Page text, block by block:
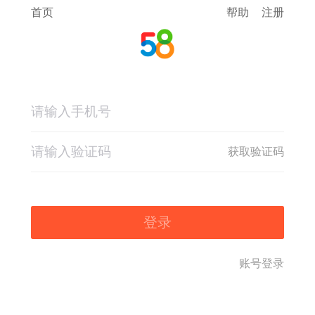
首页 帮助 注册
获取验证码
登录
账号登录